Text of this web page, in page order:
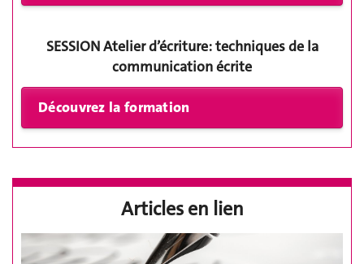
SESSION Atelier d’écriture: techniques de la
communication écrite
Articles en lien